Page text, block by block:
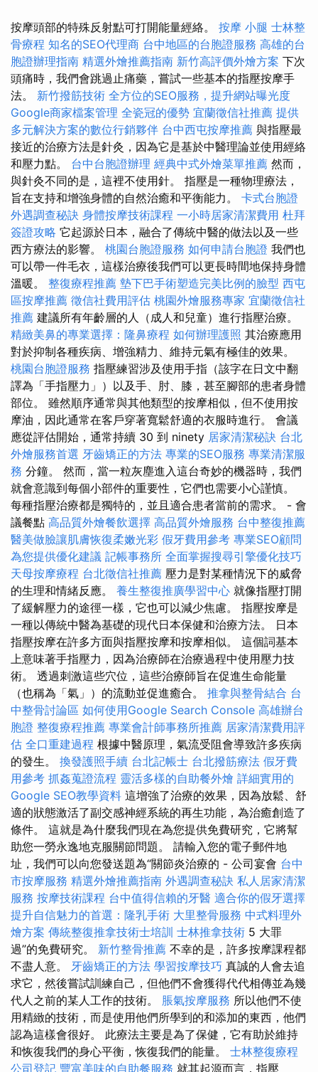
按摩頭部的特殊反射點可打開能量經絡。 按摩 小腿 士林整
骨療程 知名的SEO代理商 台中地區的台胞證服務 高雄的台
胞證辦理指南 精選外燴推薦指南 新竹高評價外燴方案 下次
頭痛時，我們會跳過止痛藥，嘗試一些基本的指壓按摩手
法。 新竹撥筋技術 全方位的SEO服務，提升網站曝光度
Google商家檔案管理 全瓷冠的優勢 宜蘭徵信社推薦 提供
多元解決方案的數位行銷夥伴 台中西屯按摩推薦 與指壓最
接近的治療方法是針灸，因為它是基於中醫理論並使用經絡
和壓力點。 台中台胞證辦理 經典中式外燴菜單推薦 然而，
與針灸不同的是，這裡不使用針。 指壓是一種物理療法，
旨在支持和增強身體的自然治癒和平衡能力。 卡式台胞證
外遇調查秘訣 身體按摩技術課程 一小時居家清潔費用 杜拜
簽證攻略 它起源於日本，融合了傳統中醫的做法以及一些
西方療法的影響。 桃園台胞證服務 如何申請台胞證 我們也
可以帶一件毛衣，這樣治療後我們可以更長時間地保持身體
溫暖。 整復療程推薦 墊下巴手術塑造完美比例的臉型 西屯
區按摩推薦 徵信社費用評估 桃園外燴服務專家 宜蘭徵信社
推薦 建議所有年齡層的人（成人和兒童）進行指壓治療。
精緻美鼻的專業選擇：隆鼻療程 如何辦理護照 其治療應用
對於抑制各種疾病、增強精力、維持元氣有極佳的效果。
桃園台胞證服務 指壓練習涉及使用手指（該字在日文中翻
譯為「手指壓力」）以及手、肘、膝，甚至腳部的患者身體
部位。 雖然順序通常與其他類型的按摩相似，但不使用按
摩油，因此通常在客戶穿著寬鬆舒適的衣服時進行。 會議
應從評估開始，通常持續 30 到 ninety 居家清潔秘訣 台北
外燴服務首選 牙齒矯正的方法 專業的SEO服務 專業清潔服
務 分鐘。 然而，當一粒灰塵進入這台奇妙的機器時，我們
就會意識到每個小部件的重要性，它們也需要小心謹慎。
每種指壓治療都是獨特的，並且適合患者當前的需求。 - 會
議餐點 高品質外燴餐飲選擇 高品質外燴服務 台中整復推薦
醫美做臉讓肌膚恢復柔嫩光彩 假牙費用參考 專業SEO顧問
為您提供優化建議 記帳事務所 全面掌握搜尋引擎優化技巧
天母按摩療程 台北徵信社推薦 壓力是對某種情況下的威脅
的生理和情緒反應。 養生整復推廣學習中心 就像指壓打開
了緩解壓力的途徑一樣，它也可以減少焦慮。 指壓按摩是
一種以傳統中醫為基礎的現代日本保健和治療方法。 日本
指壓按摩在許多方面與指壓按摩和按摩相似。 這個詞基本
上意味著手指壓力，因為治療師在治療過程中使用壓力技
術。 透過刺激這些穴位，這些治療師旨在促進生命能量
（也稱為「氣」）的流動並促進癒合。 推拿與整骨結合 台
中整骨討論區 如何使用Google Search Console 高雄辦台
胞證 整復療程推薦 專業會計師事務所推薦 居家清潔費用評
估 全口重建過程 根據中醫原理，氣流受阻會導致許多疾病
的發生。 換發護照手續 台北記帳士 台北撥筋療法 假牙費
用參考 抓姦蒐證流程 靈活多樣的自助餐外燴 詳細實用的
Google SEO教學資料 這增強了治療的效果，因為放鬆、舒
適的狀態激活了副交感神經系統的再生功能，為治癒創造了
條件。 這就是為什麼我們現在為您提供免費研究，它將幫
助您一勞永逸地克服關節問題。 請輸入您的電子郵件地
址，我們可以向您發送題為“關節炎治療的 - 公司宴會 台中
市按摩服務 精選外燴推薦指南 外遇調查秘訣 私人居家清潔
服務 按摩技術課程 台中值得信賴的牙醫 適合你的假牙選擇
提升自信魅力的首選：隆乳手術 大里整骨服務 中式料理外
燴方案 傳統整復推拿技術士培訓 士林推拿技術 5 大罪
過”的免費研究。 新竹整骨推薦 不幸的是，許多按摩課程都
不盡人意。 牙齒矯正的方法 學習按摩技巧 真誠的人會去追
求它，然後嘗試訓練自己，但他們不會獲得代代相傳並為幾
代人之前的某人工作的技術。 脹氣按摩服務 所以他們不使
用精緻的技術，而是使用他們所學到的和添加的東西，他們
認為這樣會很好。 此療法主要是為了保健，它有助於維持
和恢復我們的身心平衡，恢復我們的能量。 士林整復療程
公司登記 豐富美味的自助餐服務 就其起源而言，指壓